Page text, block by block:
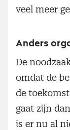
veel meer
Anders
De
omdat de
de
gaat zijn
is er nu al